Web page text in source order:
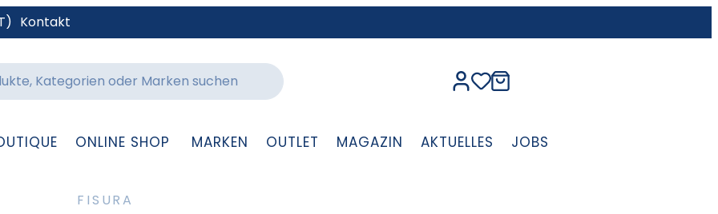
Kontakt
ONLINE SHOP MARKEN OUTLET MAGAZIN AKTUELLES JOBS
FISURA